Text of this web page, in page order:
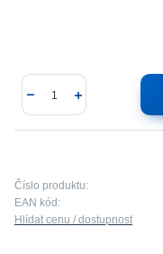
Číslo produktu:
EAN kód:
Hlídat cenu / dostupnost